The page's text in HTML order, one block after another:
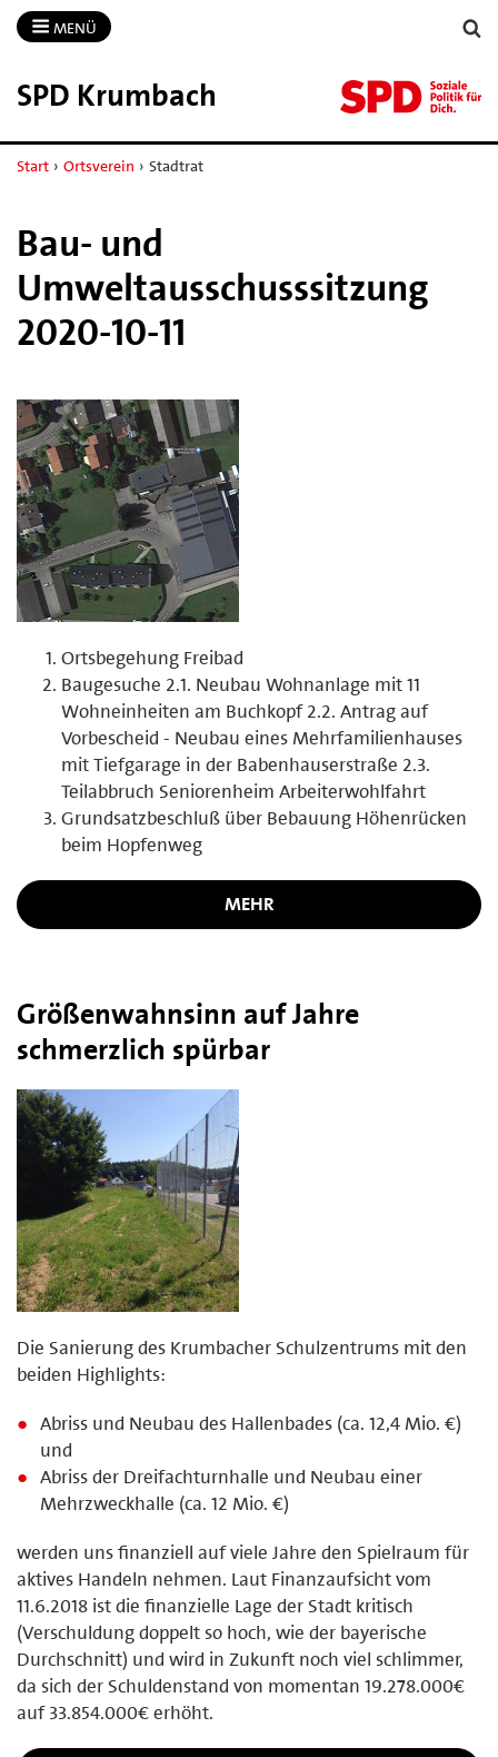
MENÜ
SPD Krumbach
Start › Ortsverein › Stadtrat
Bau- und
Umweltausschusssitzung
2020-10-11
Ortsbegehung Freibad
Baugesuche 2.1. Neubau Wohnanlage mit 11
Wohneinheiten am Buchkopf 2.2. Antrag auf
Vorbescheid - Neubau eines Mehrfamilienhauses
mit Tiefgarage in der Babenhauserstraße 2.3.
Teilabbruch Seniorenheim Arbeiterwohlfahrt
Grundsatzbeschluß über Bebauung Höhenrücken
beim Hopfenweg
MEHR
Größenwahnsinn auf Jahre
schmerzlich spürbar
Die Sanierung des Krumbacher Schulzentrums mit den
beiden Highlights:
Abriss und Neubau des Hallenbades (ca. 12,4 Mio. €)
und
Abriss der Dreifachturnhalle und Neubau einer
Mehrzweckhalle (ca. 12 Mio. €)
werden uns finanziell auf viele Jahre den Spielraum für
aktives Handeln nehmen. Laut Finanzaufsicht vom
11.6.2018 ist die finanzielle Lage der Stadt kritisch
(Verschuldung doppelt so hoch, wie der bayerische
Durchschnitt) und wird in Zukunft noch viel schlimmer,
da sich der Schuldenstand von momentan 19.278.000€
auf 33.854.000€ erhöht.